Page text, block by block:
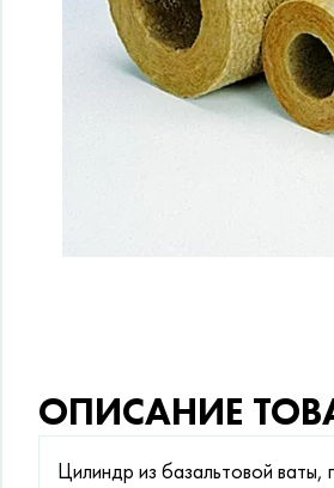
ОПИСАНИЕ
Цилиндр из базальтовой ваты,